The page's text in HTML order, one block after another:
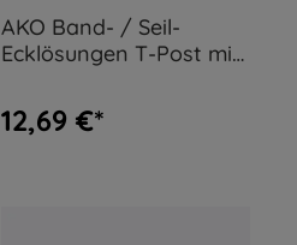
AKO Band- / Seil-
Ecklösungen T-Post mit
12,69 €*